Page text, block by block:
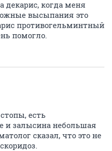
декарис, когда меня
высыпания это
противогельминтный
помогло.
есть
и залысина небольшая
сказал, что это не